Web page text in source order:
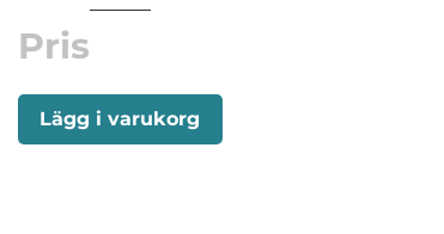
Pris
Lägg i varukorg